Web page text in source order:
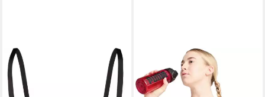
PUMA
Set: Bralette-BH PUMA
WOMEN SOFT PADDED BRA
1P 001 black
29,99 €
Set: Sport-BH PUMA x
HYROX Damen Sport-BH
27,75 €
40,00 €